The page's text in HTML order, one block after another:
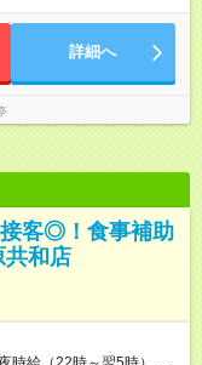
詳細へ
客◎！食事補助
共和店